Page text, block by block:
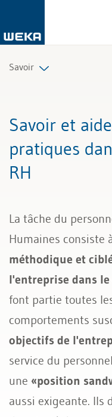
Savoir
Gestion et
Compétences
Droit
Savoir et
pratiques
RH
La tâche du
Humaines consiste
méthodique et
l'entreprise dans
font partie toutes
comportements
objectifs de
service du
une «position
aussi exigeante. Ils